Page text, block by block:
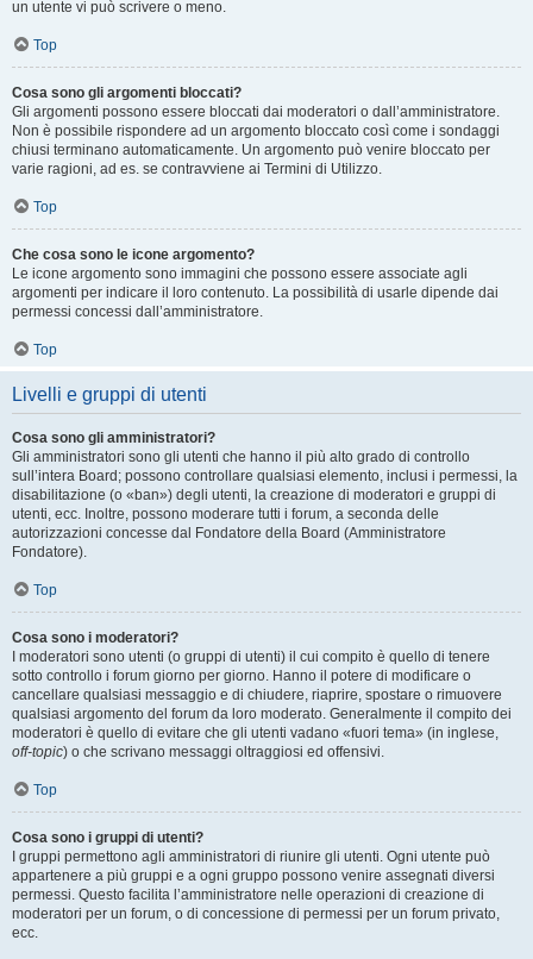
un utente vi può scrivere o meno.
Top
Cosa sono gli argomenti bloccati?
Gli argomenti possono essere bloccati dai moderatori o dall’amministratore.
Non è possibile rispondere ad un argomento bloccato così come i sondaggi
chiusi terminano automaticamente. Un argomento può venire bloccato per
varie ragioni, ad es. se contravviene ai Termini di Utilizzo.
Top
Che cosa sono le icone argomento?
Le icone argomento sono immagini che possono essere associate agli
argomenti per indicare il loro contenuto. La possibilità di usarle dipende dai
permessi concessi dall’amministratore.
Top
Livelli e gruppi di utenti
Cosa sono gli amministratori?
Gli amministratori sono gli utenti che hanno il più alto grado di controllo
sull’intera Board; possono controllare qualsiasi elemento, inclusi i permessi, la
disabilitazione (o «ban») degli utenti, la creazione di moderatori e gruppi di
utenti, ecc. Inoltre, possono moderare tutti i forum, a seconda delle
autorizzazioni concesse dal Fondatore della Board (Amministratore
Fondatore).
Top
Cosa sono i moderatori?
I moderatori sono utenti (o gruppi di utenti) il cui compito è quello di tenere
sotto controllo i forum giorno per giorno. Hanno il potere di modificare o
cancellare qualsiasi messaggio e di chiudere, riaprire, spostare o rimuovere
qualsiasi argomento del forum da loro moderato. Generalmente il compito dei
moderatori è quello di evitare che gli utenti vadano «fuori tema» (in inglese,
off-topic) o che scrivano messaggi oltraggiosi ed offensivi.
Top
Cosa sono i gruppi di utenti?
I gruppi permettono agli amministratori di riunire gli utenti. Ogni utente può
appartenere a più gruppi e a ogni gruppo possono venire assegnati diversi
permessi. Questo facilita l’amministratore nelle operazioni di creazione di
moderatori per un forum, o di concessione di permessi per un forum privato,
ecc.